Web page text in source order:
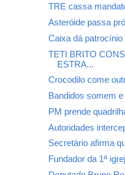
TRE cassa
Asteróide passa
Caixa dá
TETI BRITO
ESTRA...
Crocodilo come
Bandidos somem
PM prende
Autoridades
Secretário afirma
Fundador da 1ª